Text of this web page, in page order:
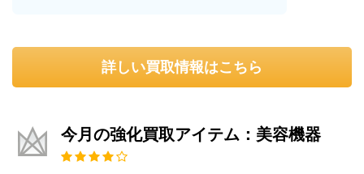
詳しい買取情報はこちら
今月の強化買取アイテム：美容機器